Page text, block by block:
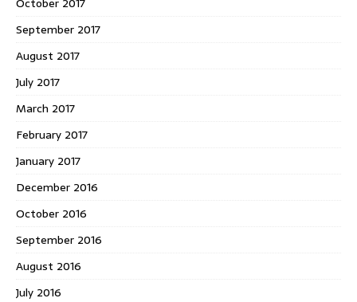
September 2017
August 2017
July 2017
March 2017
February 2017
January 2017
December 2016
October 2016
September 2016
August 2016
July 2016